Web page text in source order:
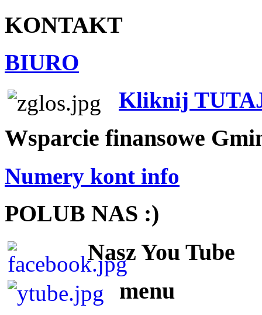
KONTAKT
BIURO
Kliknij
Wsparcie finansowe
Numery kont info
POLUB NAS :)
Nasz You Tube
menu